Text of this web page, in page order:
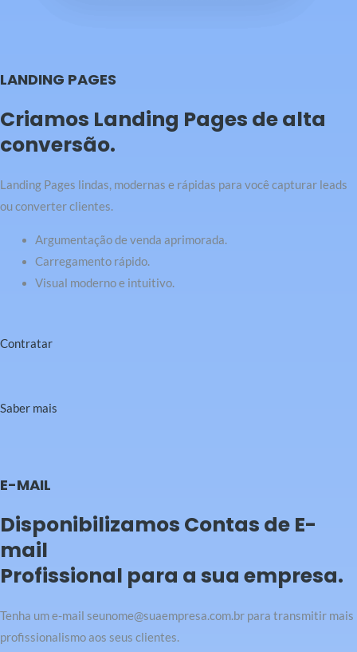
LANDING PAGES
Criamos Landing Pages de alta
conversão.
Landing Pages lindas, modernas e rápidas para você capturar leads
ou converter clientes.
Argumentação de venda aprimorada.
Carregamento rápido.
Visual moderno e intuitivo.
Contratar
Saber mais
E-MAIL
Disponibilizamos Contas de E-
mail
Profissional para a sua empresa.
Tenha um e-mail seunome@suaempresa.com.br para transmitir mais
profissionalismo aos seus clientes.